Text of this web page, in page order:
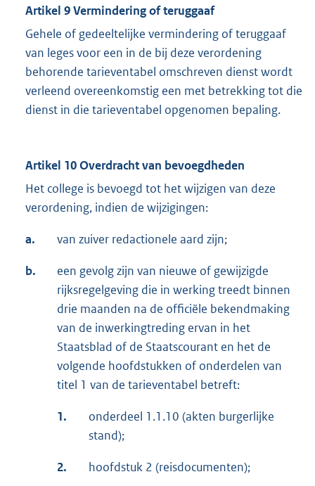
Artikel 9 Vermindering of teruggaaf
Gehele of gedeeltelijke vermindering of teruggaaf
van leges voor een in de bij deze verordening
behorende tarieventabel omschreven dienst wordt
verleend overeenkomstig een met betrekking tot die
dienst in die tarieventabel opgenomen bepaling.
Artikel 10 Overdracht van bevoegdheden
Het college is bevoegd tot het wijzigen van deze
verordening, indien de wijzigingen:
a. van zuiver redactionele aard zijn;
b.
een gevolg zijn van nieuwe of gewijzigde
rijksregelgeving die in werking treedt binnen
drie maanden na de officiële bekendmaking
van de inwerkingtreding ervan in het
Staatsblad of de Staatscourant en het de
volgende hoofdstukken of onderdelen van
titel 1 van de tarieventabel betreft:
1.
onderdeel 1.1.10 (akten burgerlijke
stand);
2. hoofdstuk 2 (reisdocumenten);